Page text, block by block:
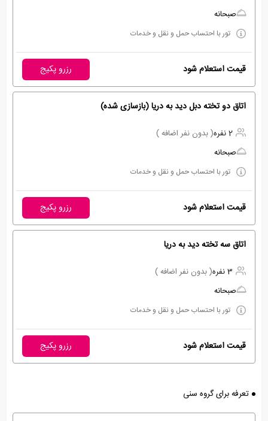
صبحانه
تور با احتساب حمل و نقل و خدمات
قیمت استعلام شود رزرو پکیج
اتاق دو تخته دبل دید به دریا (بازسازی شده)
2 نفره
( بدون نفر اضافه )
صبحانه
تور با احتساب حمل و نقل و خدمات
قیمت استعلام شود رزرو پکیج
اتاق سه تخته دید به دریا
3 نفره
( بدون نفر اضافه )
صبحانه
تور با احتساب حمل و نقل و خدمات
قیمت استعلام شود رزرو پکیج
تعرفه برای گروه سنی